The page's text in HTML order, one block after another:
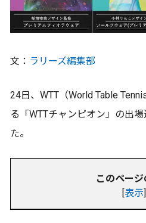
文： ラリーズ編集部
24日、WTT（World Table
る「WTTチャンピオン」の出
た。
このペー
[表示]